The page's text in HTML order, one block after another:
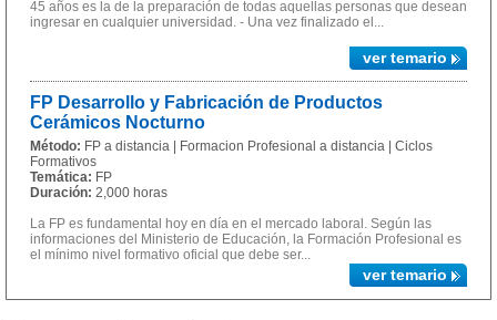
45 años es la de la preparación de todas aquellas personas que desean
ingresar en cualquier universidad. - Una vez finalizado el...
ver temario
FP Desarrollo y Fabricación de Productos
Cerámicos Nocturno
Método: FP a distancia | Formacion Profesional a distancia | Ciclos
Formativos
Temática: FP
Duración: 2,000 horas
La FP es fundamental hoy en día en el mercado laboral. Según las
informaciones del Ministerio de Educación, la Formación Profesional es
el mínimo nivel formativo oficial que debe ser...
ver temario